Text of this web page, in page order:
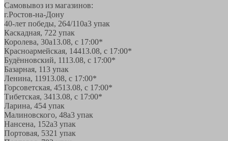
Самовывоз из магазинов:
г.Ростов-на-Дону
40-лет победы, 264/110а3 упак
Каскадная, 722 упак
Королева, 30а13.08, с 17:00*
Красноармейская, 14413.08, с 17:00*
Будённовский, 1113.08, с 17:00*
Базарная, 113 упак
Ленина, 11913.08, с 17:00*
Горсоветская, 4513.08, с 17:00*
Тибетская, 3413.08, с 17:00*
Ларина, 454 упак
Малиновского, 48а3 упак
Нансена, 152а3 упак
Портовая, 5321 упак